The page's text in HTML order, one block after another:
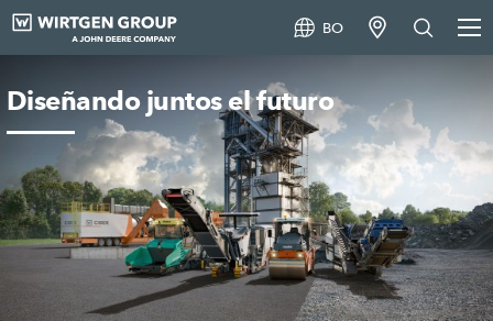
BO
Diseñando juntos el futuro